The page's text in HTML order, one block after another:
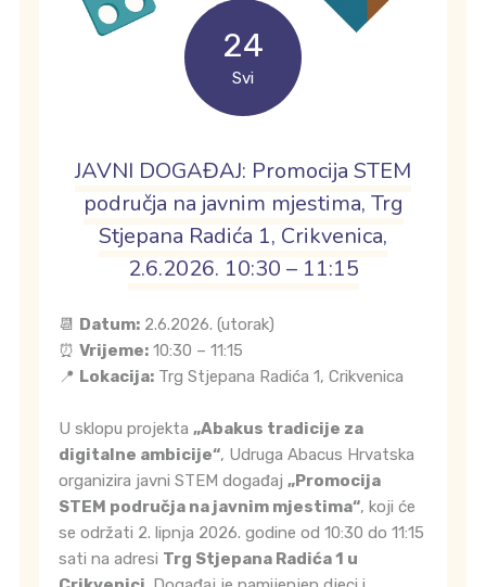
24
Svi
JAVNI DOGAĐAJ: Promocija STEM
područja na javnim mjestima, Trg
Stjepana Radića 1, Crikvenica,
2.6.2026. 10:30 – 11:15
📆 Datum: 2.6.2026. (utorak)
⏰ Vrijeme: 10:30 – 11:15
📍 Lokacija: Trg Stjepana Radića 1, Crikvenica
U sklopu projekta „Abakus tradicije za
digitalne ambicije“, Udruga Abacus Hrvatska
organizira javni STEM događaj „Promocija
STEM područja na javnim mjestima“, koji će
se održati 2. lipnja 2026. godine od 10:30 do 11:15
sati na adresi Trg Stjepana Radića 1 u